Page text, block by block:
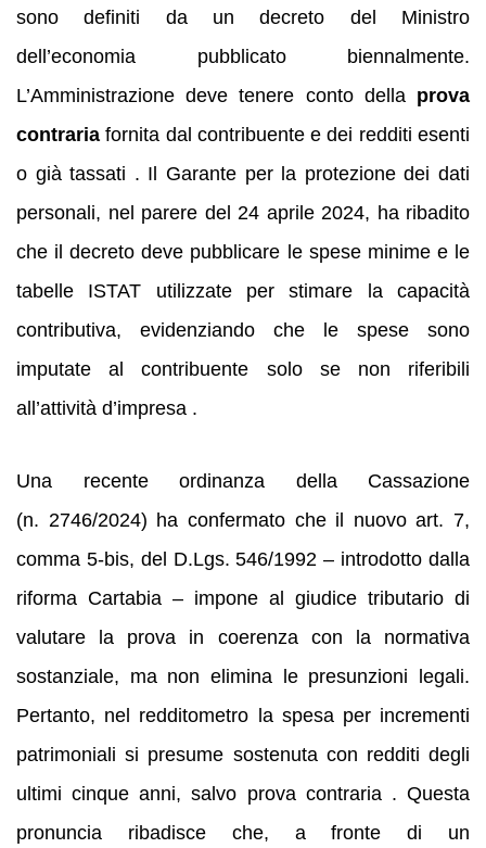
sono definiti da un decreto del Ministro
dell’economia pubblicato biennalmente.
L’Amministrazione deve tenere conto della prova
contraria fornita dal contribuente e dei redditi esenti
o già tassati . Il Garante per la protezione dei dati
personali, nel parere del 24 aprile 2024, ha ribadito
che il decreto deve pubblicare le spese minime e le
tabelle ISTAT utilizzate per stimare la capacità
contributiva, evidenziando che le spese sono
imputate al contribuente solo se non riferibili
all’attività d’impresa .
Una recente ordinanza della Cassazione
(n. 2746/2024) ha confermato che il nuovo art. 7,
comma 5‑bis, del D.Lgs. 546/1992 – introdotto dalla
riforma Cartabia – impone al giudice tributario di
valutare la prova in coerenza con la normativa
sostanziale, ma non elimina le presunzioni legali.
Pertanto, nel redditometro la spesa per incrementi
patrimoniali si presume sostenuta con redditi degli
ultimi cinque anni, salvo prova contraria . Questa
pronuncia ribadisce che, a fronte di un